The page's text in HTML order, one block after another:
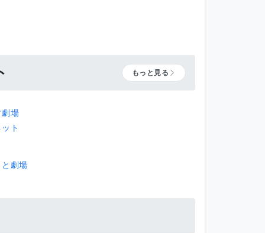
もっと見る
場
ト
劇場